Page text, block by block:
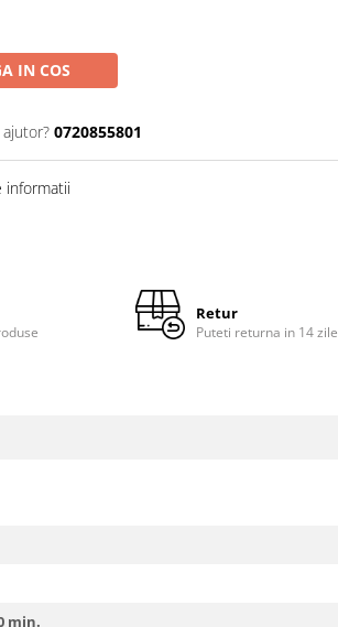
IN COS
0720855801
informatii
Retur
Puteti returna in 14 zile
min.